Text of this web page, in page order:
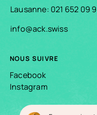
Lausanne: 021 652 09
info@ack.swiss
NOUS SUIVRE
Facebook
Instagram